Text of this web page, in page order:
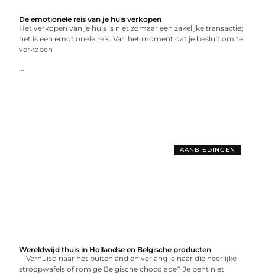
De emotionele reis van je huis verkopen
Het verkopen van je huis is niet zomaar een zakelijke transactie;
het is een emotionele reis. Van het moment dat je besluit om te
verkopen
...
AANBIEDINGEN
Wereldwijd thuis in Hollandse en Belgische producten
Verhuisd naar het buitenland en verlang je naar die heerlijke
stroopwafels of romige Belgische chocolade? Je bent niet